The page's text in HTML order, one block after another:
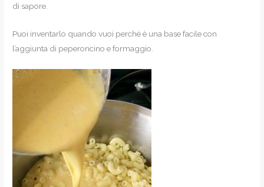
di sapore.
Puoi inventarlo quando vuoi perché è una base facile con
l’aggiunta di peperoncino e formaggio.